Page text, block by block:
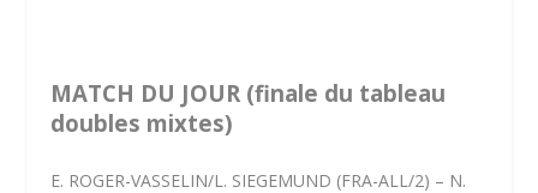
MATCH DU JOUR (finale du tableau
doubles mixtes)
E. ROGER-VASSELIN/L. SIEGEMUND (FRA-ALL/2) – N.